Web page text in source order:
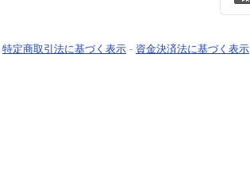
特定商取引法に基づく表示 - 資金決済法に基づく表示